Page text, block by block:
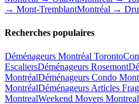
→ Mont-TremblantMontréal →
Recherches populaires
Déménageurs Montréal Toronto
EscaliersDéménageurs Rosemont
MontréalDéménageurs Condo
MontréalDéménageurs Articles
MontrealWeekend Movers Montreal